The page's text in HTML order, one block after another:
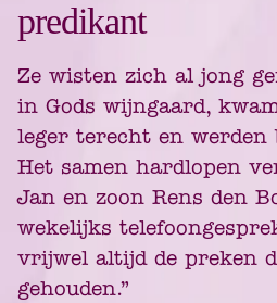
predikant
Ze wisten zich al jong
in Gods wijngaard,
leger terecht en werden
Het samen hardlopen
Jan en zoon Rens den
wekelijks
vrijwel altijd de preken
gehouden.”